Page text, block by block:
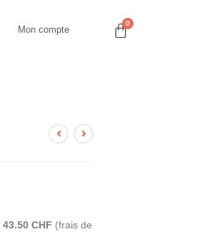
Mon compte
43.50 CHF (frais de